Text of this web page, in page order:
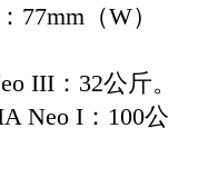
77mm（W）
III：32公斤。
Neo I：100公